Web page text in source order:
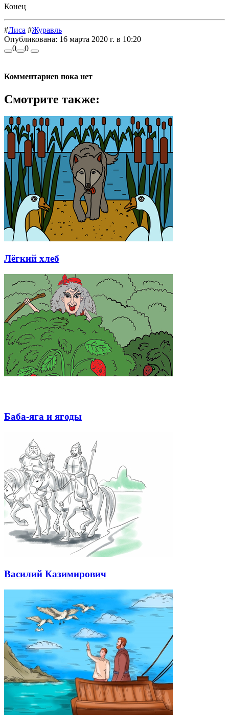
Конец
#Лиса #Журавль
Опубликована: 16 марта 2020 г. в 10:20
0
0
Комментариев пока нет
Смотрите также:
Лёгкий хлеб
Баба-яга и ягоды
Василий Казимирович